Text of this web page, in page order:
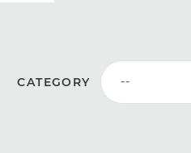
CATEGORY